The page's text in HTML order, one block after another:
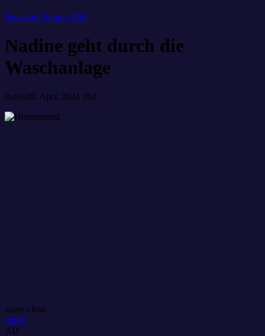
News bei Sunray-FM
Nadine geht durch die
Waschanlage
today20. April 2024 194
share close
email
AD